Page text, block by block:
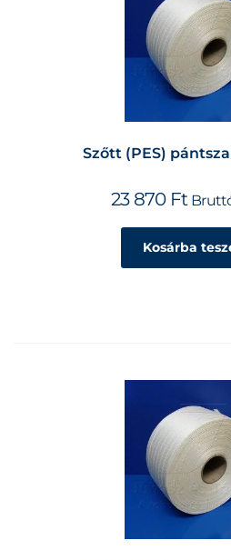
Szőtt (PES)
23 870 Ft
Kosárba